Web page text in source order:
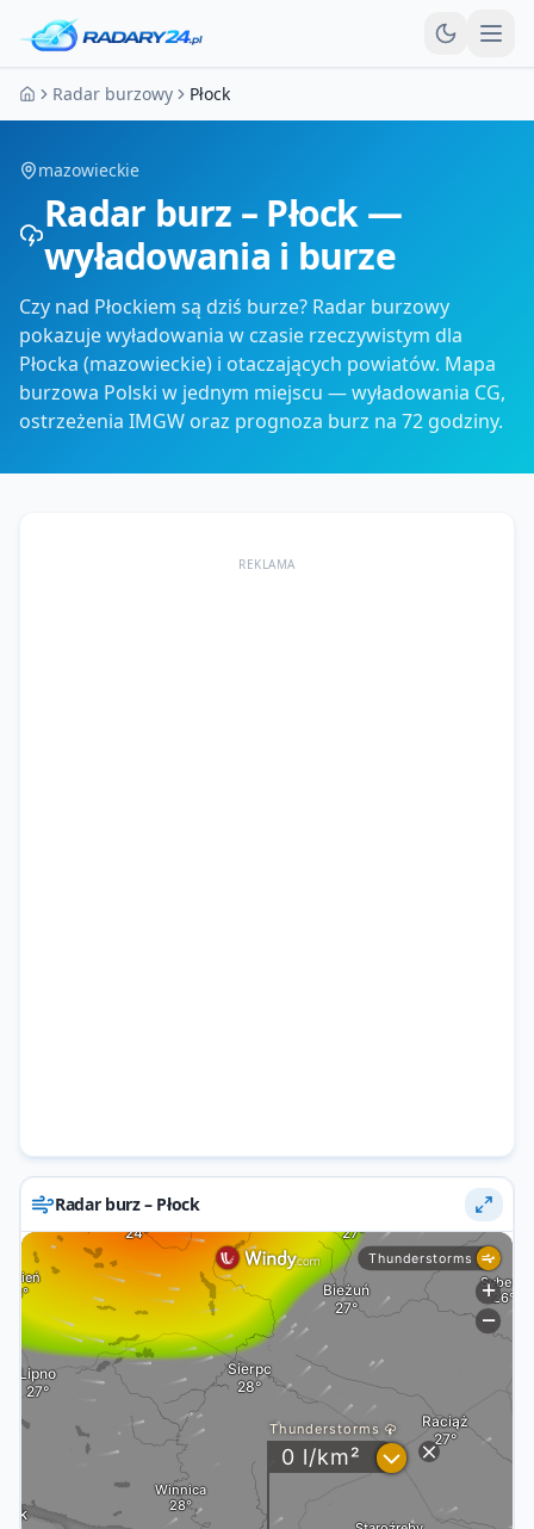
Strona główna
Radar burzowy Płock
mazowieckie
Radar burz – Płock —
wyładowania i burze
Czy nad Płockiem są dziś burze? Radar burzowy
pokazuje wyładowania w czasie rzeczywistym dla
Płocka (mazowieckie) i otaczających powiatów. Mapa
burzowa Polski w jednym miejscu — wyładowania CG,
ostrzeżenia IMGW oraz prognoza burz na 72 godziny.
REKLAMA
Radar burz – Płock